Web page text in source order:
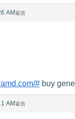
AM返信
# buy
AM返信